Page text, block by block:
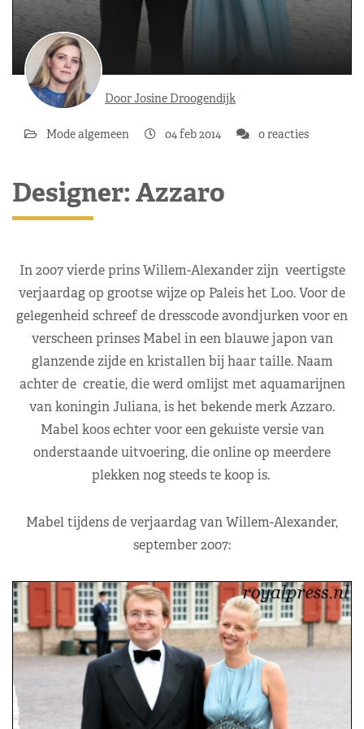
Door Josine Droogendijk
Mode algemeen 04 feb 2014 0 reacties
Designer: Azzaro
In 2007 vierde prins Willem-Alexander zijn veertigste
verjaardag op grootse wijze op Paleis het Loo. Voor de
gelegenheid schreef de dresscode avondjurken voor en
verscheen prinses Mabel in een blauwe japon van
glanzende zijde en kristallen bij haar taille. Naam
achter de creatie, die werd omlijst met aquamarijnen
van koningin Juliana, is het bekende merk Azzaro.
Mabel koos echter voor een gekuiste versie van
onderstaande uitvoering, die online op meerdere
plekken nog steeds te koop is.
Mabel tijdens de verjaardag van Willem-Alexander,
september 2007: